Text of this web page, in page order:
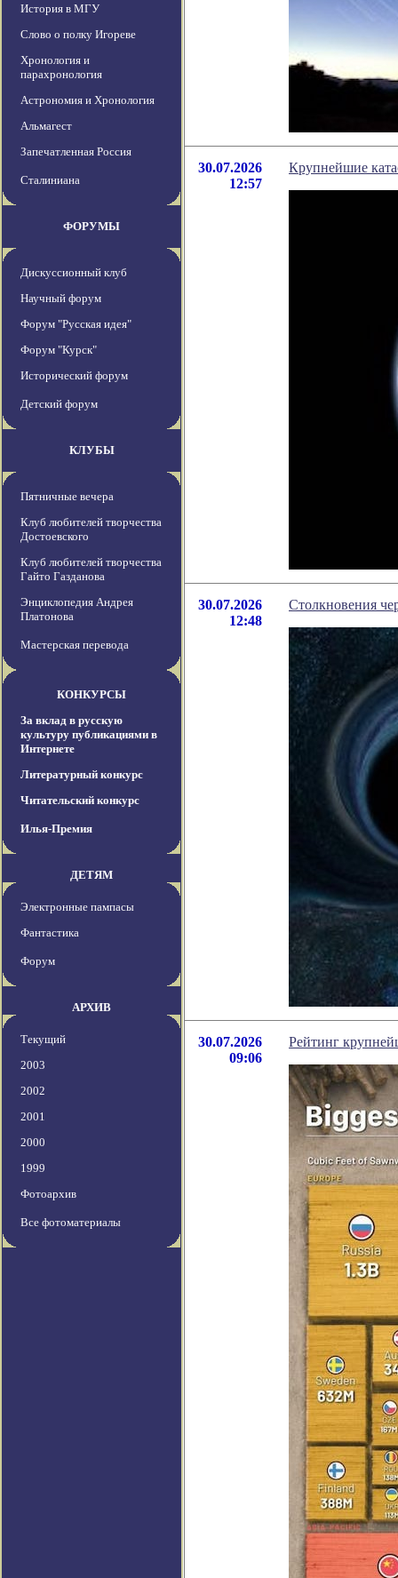
История в МГУ
Слово о полку Игореве
Хронология и
парахронология
Астрономия и Хронология
Альмагест
Запечатленная Россия
Сталиниана
ФОРУМЫ
Дискуссионный клуб
Научный форум
Форум "Русская идея"
Форум "Курск"
Исторический форум
Детский форум
КЛУБЫ
Пятничные вечера
Клуб любителей творчества
Достоевского
Клуб любителей творчества
Гайто Газданова
Энциклопедия Андрея
Платонова
Мастерская перевода
КОНКУРСЫ
За вклад в русскую
культуру публикациями в
Интернете
Литературный конкурс
Читательский конкурс
Илья-Премия
ДЕТЯМ
Электронные пампасы
Фантастика
Форум
АРХИВ
Текущий
2003
2002
2001
2000
1999
Фотоархив
Все фотоматериалы
30.07.2026
12:57
Крупнейшие
30.07.2026
12:48
Столкновения
30.07.2026
09:06
Рейтинг